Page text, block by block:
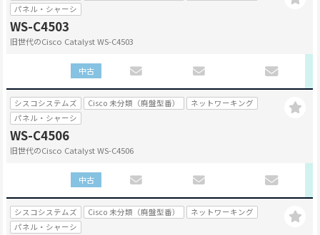
パネル・シャーシ
WS-C4503
旧世代のCisco Catalyst WS-C4503
中古
シスコシステムズ Cisco 未分類（廃盤型番）
ネットワーキング
パネル・シャーシ
WS-C4506
旧世代のCisco Catalyst WS-C4506
中古
シスコシステムズ Cisco 未分類（廃盤型番）
ネットワーキング
パネル・シャーシ